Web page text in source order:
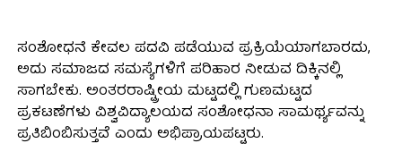
ಸಂಶೋಧನೆ ಕೇವಲ ಪದವಿ ಪಡೆಯುವ ಪ್ರಕ್ರಿಯೆಯಾಗಬಾರದು,
ಅದು ಸಮಾಜದ ಸಮಸ್ಯೆಗಳಿಗೆ ಪರಿಹಾರ ನೀಡುವ ದಿಕ್ಕಿನಲ್ಲಿ
ಸಾಗಬೇಕು. ಅಂತರರಾಷ್ಟ್ರೀಯ ಮಟ್ಟದಲ್ಲಿ ಗುಣಮಟ್ಟದ
ಪ್ರಕಟಣೆಗಳು ವಿಶ್ವವಿದ್ಯಾಲಯದ ಸಂಶೋಧನಾ ಸಾಮರ್ಥ್ಯವನ್ನು
ಪ್ರತಿಬಿಂಬಿಸುತ್ತವೆ ಎಂದು ಅಭಿಪ್ರಾಯಪಟ್ಟರು.